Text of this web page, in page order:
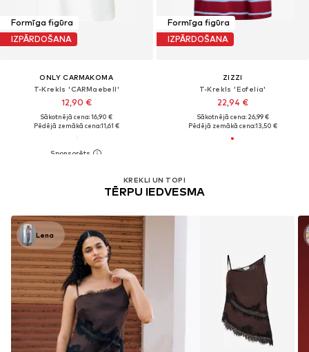
Formīga figūra
IZPĀRDOŠANA
ONLY CARMAKOMA
T-Krekls 'CARMaebell'
12,90 €
Sākotnējā cena: 16,90 €
Pēdējā zemākā cena:11,61 €
Formīga figūra
IZPĀRDOŠANA
ZIZZI
T-Krekls 'Eofelia'
22,94 €
Sākotnējā cena: 26,99 €
Pēdējā zemākā cena:13,50 €
KREKLI UN TOPI
TĒRPU IEDVESMA
Lena